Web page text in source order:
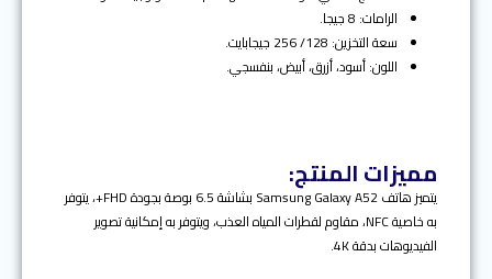
الرامات: 8 جيجا.
سعة التخزين: 128/ 256 جيجابايت.
اللون: أسود، أزرق، أبيض، بنفسجي.
مميزات المنتج:
يتميز هاتف Samsung Galaxy A52 بشاشة 6.5 بوصة بجودة FHD+، يتوفر
به خاصية NFC، مقاوم لقطرات المياه العذب، ويتوفر به إمكانية تصوير
الفيديوهات بدقة 4K.